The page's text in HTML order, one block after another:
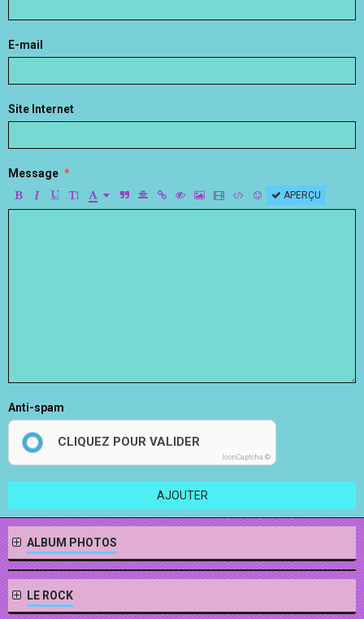
E-mail
Site Internet
Message
APERÇU
Anti-spam
CLIQUEZ POUR VALIDER
IconCaptcha ©
AJOUTER
ALBUM PHOTOS
LE ROCK